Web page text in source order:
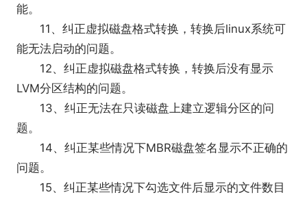
能。
11、纠正虚拟磁盘格式转换，转换后linux系统可
能无法启动的问题。
12、纠正虚拟磁盘格式转换，转换后没有显示
LVM分区结构的问题。
13、纠正无法在只读磁盘上建立逻辑分区的问
题。
14、纠正某些情况下MBR磁盘签名显示不正确的
问题。
15、纠正某些情况下勾选文件后显示的文件数目